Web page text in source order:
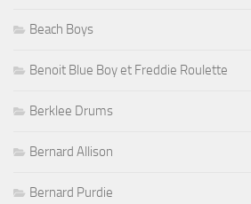
Beach Boys
Benoit Blue Boy et Freddie Roulette
Berklee Drums
Bernard Allison
Bernard Purdie